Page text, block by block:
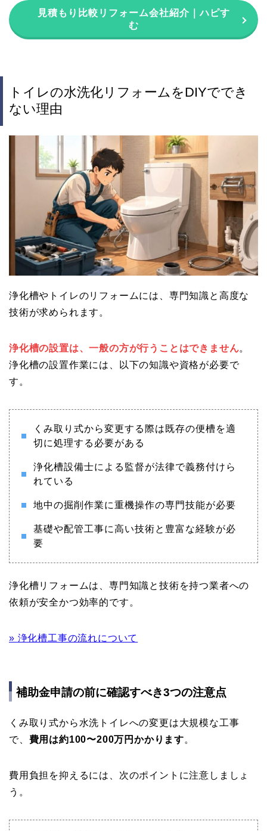
見積もり比較リフォーム会社紹介｜ハピす
む
トイレの水洗化リフォームをDIYででき
ない理由
浄化槽やトイレのリフォームには、専門知識と高度な
技術が求められます。
浄化槽の設置は、一般の方が行うことはできません。
浄化槽の設置作業には、以下の知識や資格が必要で
す。
くみ取り式から変更する際は既存の便槽を適
切に処理する必要がある
浄化槽設備士による監督が法律で義務付けら
れている
地中の掘削作業に重機操作の専門技能が必要
基礎や配管工事に高い技術と豊富な経験が必
要
浄化槽リフォームは、専門知識と技術を持つ業者への
依頼が安全かつ効率的です。
» 浄化槽工事の流れについて
補助金申請の前に確認すべき3つの注意点
くみ取り式から水洗トイレへの変更は大規模な工事
で、 費用は約100〜200万円かかります。
費用負担を抑えるには、次のポイントに注意しましょ
う。